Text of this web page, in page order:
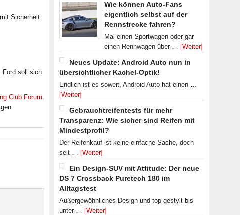
Sicherheit
Ford soll sich
Club Forum.
Wie können Auto-Fans
eigentlich selbst auf der
Rennstrecke fahren?
Mal einen Sportwagen oder gar
einen Rennwagen über … [Weiter]
Neues Update: Android Auto nun in
übersichtlicher Kachel-Optik!
Endlich ist es soweit, Android Auto hat einen …
[Weiter]
Gebrauchtreifentests für mehr
Transparenz: Wie sicher sind Reifen mit
Mindestprofil?
Der Reifenkauf ist keine einfache Sache, doch
seit … [Weiter]
Ein Design-SUV mit Attitude: Der neue
DS 7 Crossback Puretech 180 im
Alltagstest
Außergewöhnliches Design und top gestylt bis
unter … [Weiter]